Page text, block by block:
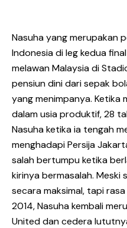
Nasuha yang merupakan
Indonesia di leg kedua
melawan Malaysia di
pensiun dini dari sepak
yang menimpanya. Ketika
dalam usia produktif, 28
Nasuha ketika ia tengah
menghadapi Persija
salah bertumpu ketika
kirinya bermasalah. Meski
secara maksimal, tapi
2014, Nasuha kembali
United dan cedera